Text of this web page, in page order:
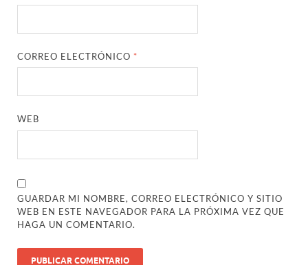
CORREO ELECTRÓNICO *
WEB
GUARDAR MI NOMBRE, CORREO ELECTRÓNICO Y SITIO
WEB EN ESTE NAVEGADOR PARA LA PRÓXIMA VEZ QUE
HAGA UN COMENTARIO.